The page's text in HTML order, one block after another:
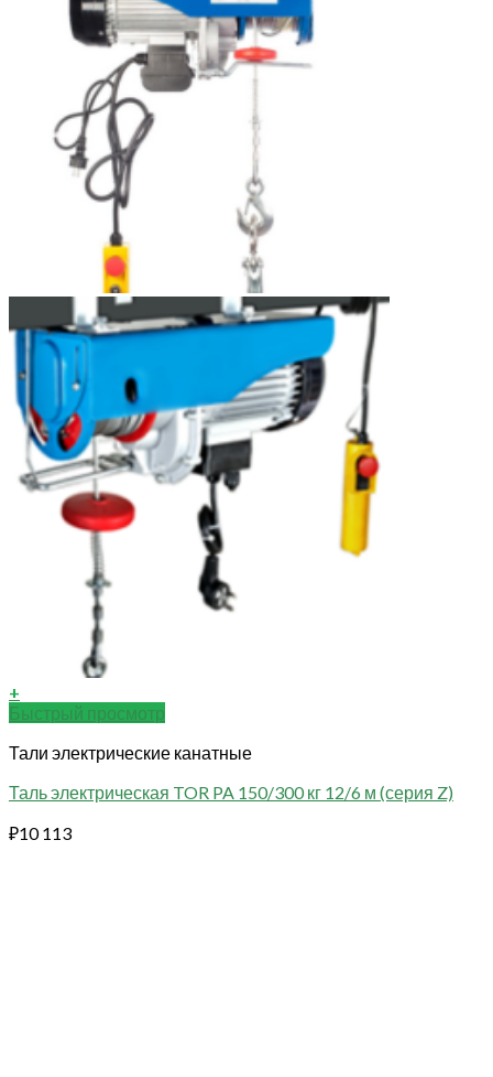
+
Быстрый просмотр
Тали электрические канатные
Таль электрическая TOR PA 150/300 кг 12/6 м (серия Z)
₽10 113